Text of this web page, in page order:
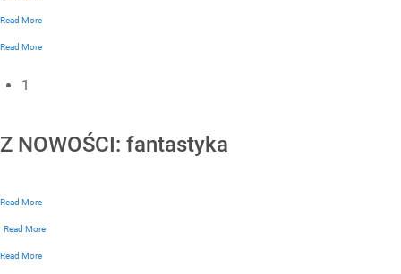
Read More
Read More
1
Z NOWOŚCI: fantastyka
Read More
Read More
Read More